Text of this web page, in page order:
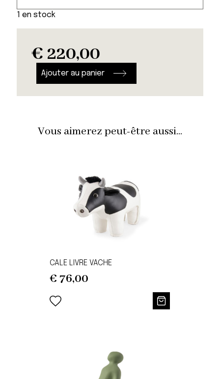
1 en stock
€ 220,00
Ajouter au panier
Vous aimerez peut-être aussi...
CALE LIVRE VACHE
€ 76,00